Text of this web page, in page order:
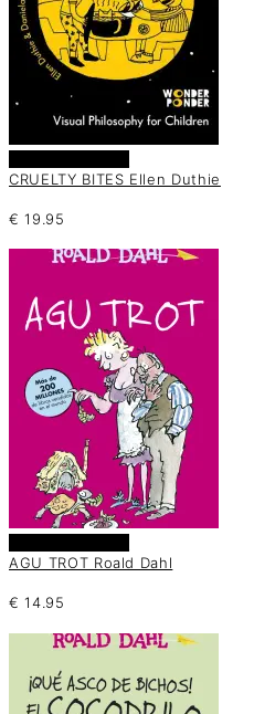
CRUELTY BITES Ellen Duthie
€ 19.95
AGU TROT Roald Dahl
€ 14.95